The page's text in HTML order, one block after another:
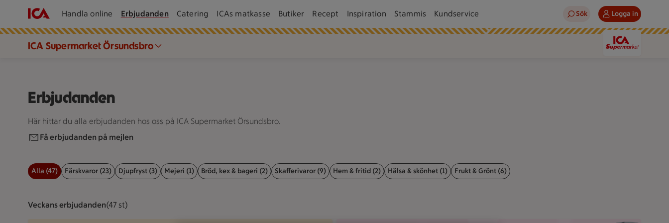
Handla online Erbjudanden Catering ICAs matkasse Butiker Recept Inspiration Stammis Kundservice Sök Logga in
ICA Supermarket Örsundsbro
Erbjudanden
Här hittar du alla erbjudanden hos oss på ICA Supermarket Örsundsbro.
Få erbjudanden på mejlen
Filter för erbjudanden
Alla (47) Färskvaror (23) Djupfryst (3) Mejeri (1) Bröd, kex & bageri (2) Skafferivaror (9) Hem & fritid (2) Hälsa & skönhet (1) Frukt & Grönt (6)
Veckans erbjudandenVisar 47 st stycken
(47 st)